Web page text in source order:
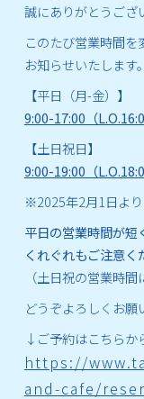
誠にありがとうござ
このたび営業時間
お知らせいたします。
【平日（月-金）】
9:00-17:00（
【土日祝日】
9:00-19:00（
※2025年2月1日よ
平日の営業時間が短
くれぐれもご注意く
（土日祝の営業時
どうぞよろしくお願
↓ご予約はこちらか
https://
and-cafe/